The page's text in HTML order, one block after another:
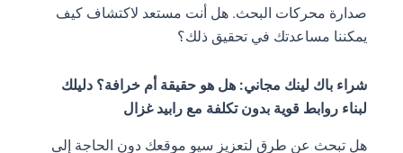
صدارة محركات البحث. هل أنت مستعد لاكتشاف كيف
يمكننا مساعدتك في تحقيق ذلك؟
شراء باك لينك مجاني: هل هو حقيقة أم خرافة؟ دليلك
لبناء روابط قوية بدون تكلفة مع رابيد غزال
هل تبحث عن طرق لتعزيز سيو موقعك دون الحاجة إلى